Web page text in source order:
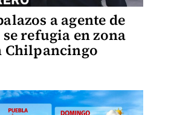
a agente de
refugia en zona